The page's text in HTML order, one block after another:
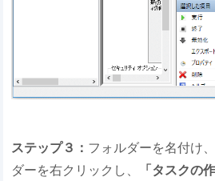
ステップ３： フォルダーを名付け
ダーを右クリックし、
「タスクの